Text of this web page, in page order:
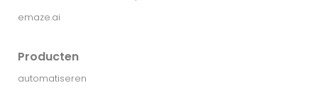
emaze.ai
Producten
automatiseren